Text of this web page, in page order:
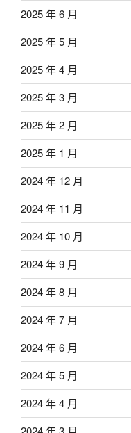
2025 年 6 月
2025 年 5 月
2025 年 4 月
2025 年 3 月
2025 年 2 月
2025 年 1 月
2024 年 12 月
2024 年 11 月
2024 年 10 月
2024 年 9 月
2024 年 8 月
2024 年 7 月
2024 年 6 月
2024 年 5 月
2024 年 4 月